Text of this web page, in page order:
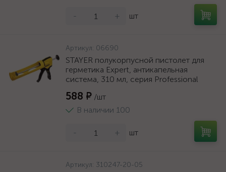
- + шт
Артикул: 06690
STAYER полукорпусной пистолет для
герметика Expert, антикапельная
система, 310 мл, серия Professional
588 ₽ /шт
В наличии 100
- + шт
Артикул: 310247-20-05